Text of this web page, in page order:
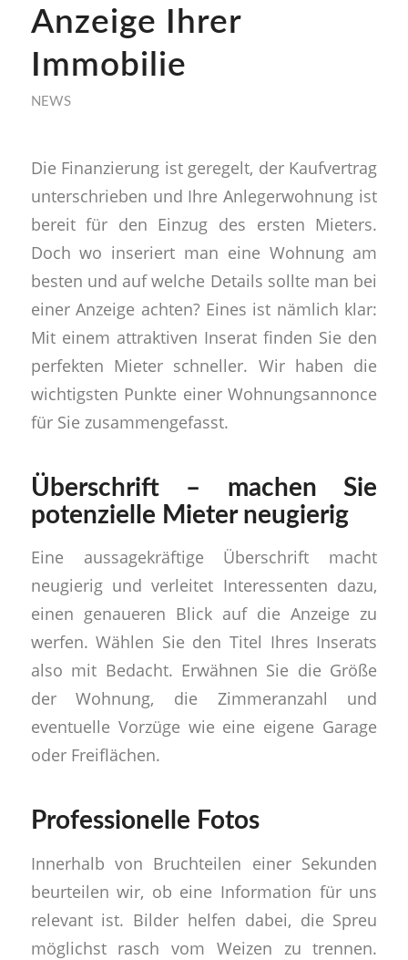
Anzeige Ihrer
Immobilie
NEWS
Die Finanzierung ist geregelt, der Kaufvertrag
unterschrieben und Ihre Anlegerwohnung ist
bereit für den Einzug des ersten Mieters.
Doch wo inseriert man eine Wohnung am
besten und auf welche Details sollte man bei
einer Anzeige achten? Eines ist nämlich klar:
Mit einem attraktiven Inserat finden Sie den
perfekten Mieter schneller. Wir haben die
wichtigsten Punkte einer Wohnungsannonce
für Sie zusammengefasst.
Überschrift – machen Sie
potenzielle Mieter neugierig
Eine aussagekräftige Überschrift macht
neugierig und verleitet Interessenten dazu,
einen genaueren Blick auf die Anzeige zu
werfen. Wählen Sie den Titel Ihres Inserats
also mit Bedacht. Erwähnen Sie die Größe
der Wohnung, die Zimmeranzahl und
eventuelle Vorzüge wie eine eigene Garage
oder Freiflächen.
Professionelle Fotos
Innerhalb von Bruchteilen einer Sekunden
beurteilen wir, ob eine Information für uns
relevant ist. Bilder helfen dabei, die Spreu
möglichst rasch vom Weizen zu trennen.